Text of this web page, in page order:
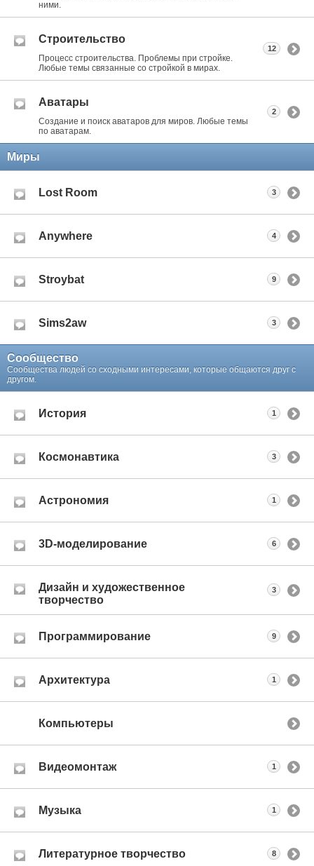
ними.
Строительство
Процесс строительства. Проблемы при стройке.
Любые темы связанные со стройкой в мирах.
12
Аватары
Создание и поиск аватаров для миров. Любые темы
по аватарам.
2
Миры
Lost Room 3
Anywhere 4
Stroybat 9
Sims2aw 3
Сообщество
Сообщества людей со сходными интересами, которые общаются друг с
другом.
История 1
Космонавтика 3
Астрономия 1
3D-моделирование 6
Дизайн и художественное
творчество
3
Программирование 9
Архитектура 1
Компьютеры
Видеомонтаж 1
Музыка 1
Литературное творчество 8